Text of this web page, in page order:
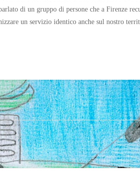
di un gruppo di persone che a Firenze
un servizio identico anche sul nostro